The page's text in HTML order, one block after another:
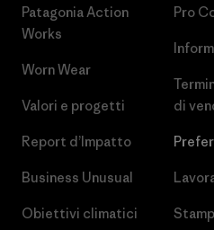
Patagonia Action
Works
Worn Wear
Valori e progetti
Report d’Impatto
Business Unusual
Obiettivi climatici
Pro
di